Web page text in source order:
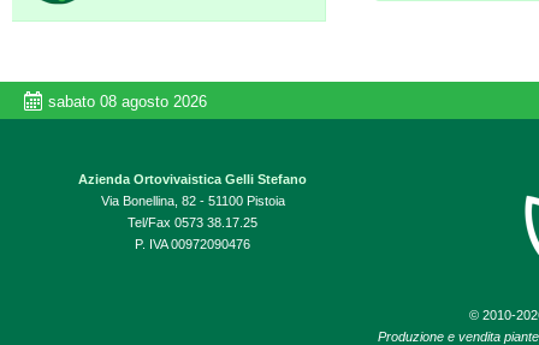
sabato 08 agosto 2026
Azienda Ortovivaistica Gelli Stefano
Via Bonellina, 82 - 51100 Pistoia
Tel/Fax 0573 38.17.25
P. IVA 00972090476
© 2010-
Produzione e vendita